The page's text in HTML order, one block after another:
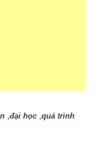
,đại học ,quá trình